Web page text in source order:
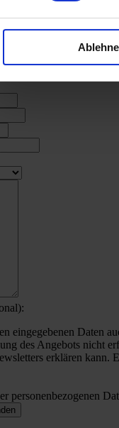
individuelles Angebot –
Toyota-Modelle und
eingegebenen Daten
des Angebots nicht
erklären kann.
personenbezogenen